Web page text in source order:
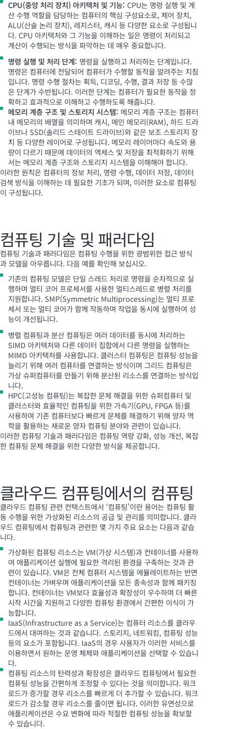
CPU(중앙 처리 장치) 아키텍처 및 기능: CPU는 명령 실행 및 계
산 수행 역할을 담당하는 컴퓨터의 핵심 구성요소로, 제어 장치,
ALU(산술 논리 장치), 레지스터, 캐시 등 다양한 요소로 구성됩니
다. CPU 아키텍처와 그 기능을 이해하는 일은 명령이 처리되고
계산이 수행되는 방식을 파악하는 데 매우 중요합니다.
명령 실행 및 처리 단계: 명령을 실행하고 처리하는 단계입니다.
명령은 컴퓨터에 전달되어 컴퓨터가 수행할 동작을 알려주는 지침
입니다. 명령 수행 절차는 획득, 디코딩, 수행, 결과 저장 등 수많
은 단계가 수반됩니다. 이러한 단계는 컴퓨터가 필요한 동작을 정
확하고 효과적으로 이해하고 수행하도록 해줍니다.
메모리 계층 구조 및 스토리지 시스템: 메모리 계층 구조는 컴퓨터
내 메모리의 배열을 의미하며 캐시, 메인 메모리(RAM), 하드 드라
이브나 SSD(솔리드 스테이트 드라이브)와 같은 보조 스토리지 장
치 등 다양한 레이어로 구성됩니다. 메모리 레이어마다 속도와 용
량이 다르기 때문에 데이터의 액세스 및 저장을 최적화하기 위해
서는 메모리 계층 구조와 스토리지 시스템을 이해해야 합니다.
이러한 원칙은 컴퓨터의 정보 처리, 명령 수행, 데이터 저장, 데이터
검색 방식을 이해하는 데 필요한 기초가 되며, 이러한 요소로 컴퓨팅
이 구성됩니다.
컴퓨팅 기술 및 패러다임
컴퓨팅 기술과 패러다임은 컴퓨팅 수행을 위한 광범위한 접근 방식
과 모델을 아우릅니다. 다음 예를 확인해 보십시오.
기존의 컴퓨팅 모델은 단일 스레드 처리로 명령을 순차적으로 실
행하며 멀티 코어 프로세서를 사용한 멀티스레드로 병렬 처리를
지원합니다. SMP(Symmetric Multiprocessing)는 멀티 프로
세서 또는 멀티 코어가 함께 작동하며 작업을 동시에 실행하여 성
능이 개선됩니다.
병렬 컴퓨팅과 분산 컴퓨팅은 여러 데이터를 동시에 처리하는
SIMD 아키텍처와 다른 데이터 집합에서 다른 명령을 실행하는
MIMD 아키텍처를 사용합니다. 클러스터 컴퓨팅은 컴퓨팅 성능을
늘리기 위해 여러 컴퓨터를 연결하는 방식이며 그리드 컴퓨팅은
가상 슈퍼컴퓨터를 만들기 위해 분산된 리소스를 연결하는 방식입
니다.
HPC(고성능 컴퓨팅)는 복잡한 문제 해결을 위한 슈퍼컴퓨터 및
클러스터와 효율적인 컴퓨팅을 위한 가속기(GPU, FPGA 등)를
사용하며 기존 컴퓨터보다 빠르게 문제를 해결하기 위해 양자 역
학을 활용하는 새로운 양자 컴퓨팅 분야와 관련이 있습니다.
이러한 컴퓨팅 기술과 패러다임은 컴퓨팅 역량 강화, 성능 개선, 복잡
한 컴퓨팅 문제 해결을 위한 다양한 방식을 제공합니다.
클라우드 컴퓨팅에서의 컴퓨팅
클라우드 컴퓨팅 관련 컨텍스트에서 ‘컴퓨팅’이란 용어는 컴퓨팅 활
동 수행을 위한 가상화된 리소스의 공급 및 관리를 의미합니다. 클라
우드 컴퓨팅에서 컴퓨팅과 관련한 몇 가지 주요 요소는 다음과 같습
니다.
가상화된 컴퓨팅 리소스는 VM(가상 시스템)과 컨테이너를 사용하
여 애플리케이션 실행에 필요한 격리된 환경을 구축하는 것과 관
련이 있습니다. VM은 전체 컴퓨터 시스템을 에뮬레이트하는 반면
컨테이너는 가벼우며 애플리케이션을 모든 종속성과 함께 패키징
합니다. 컨테이너는 VM보다 효율성과 확장성이 우수하며 더 빠른
시작 시간을 지원하고 다양한 컴퓨팅 환경에서 간편한 이식이 가
능합니다.
IaaS(Infrastructure as a Service)는 컴퓨터 리소스를 클라우
드에서 대여하는 것과 같습니다. 스토리지, 네트워킹, 컴퓨팅 성능
등의 요소가 포함됩니다. IaaS의 경우 사용자가 이러한 서비스를
이용하면서 원하는 운영 체제와 애플리케이션을 선택할 수 있습니
다.
컴퓨팅 리소스의 탄력성과 확장성은 클라우드 컴퓨팅에서 필요한
컴퓨팅 성능을 간편하게 조정할 수 있다는 것을 의미합니다. 워크
로드가 증가할 경우 리소스를 빠르게 더 추가할 수 있습니다. 워크
로드가 감소할 경우 리소스를 줄이면 됩니다. 이러한 유연성으로
애플리케이션은 수요 변화에 따라 적절한 컴퓨팅 성능을 확보할
수 있습니다.